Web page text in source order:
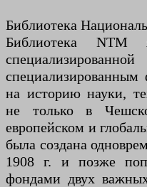
Библиотека
Библиотека NTM
на историю науки,
не только в
европейском и
была создана
1908 г. и позже
фондами двух